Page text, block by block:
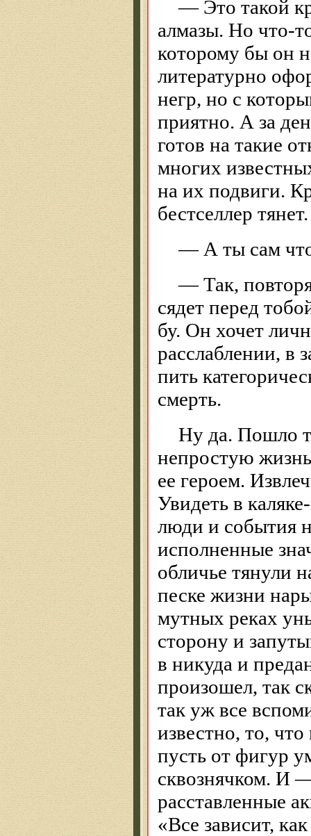
— Это такой
алмазы. Но что-
которому бы он
литературно
негр, но с
приятно. А за
готов на такие
многих
на их подвиги.
бестселлер
— А ты сам что
— Так,
сядет перед
бу. Он хочет
расслаблении, в
пить
смерть.
Ну да. Пошло
непростую
ее героем.
Увидеть в
люди и события
исполненные
обличье тянули
песке жизни
мутных реках
сторону и
в никуда и
произошел, так
так уж все
известно, то,
пусть от фигур
сквознячком. И
расставленные
«Все зависит,